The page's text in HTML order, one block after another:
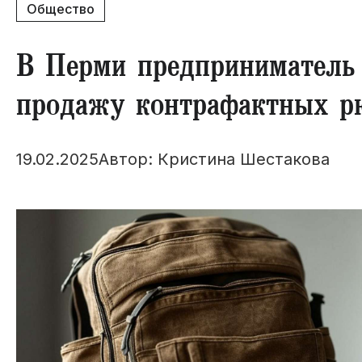
Общество
​В Перми
продажу контрафактных
19.02.2025Автор: Кристина Шестакова